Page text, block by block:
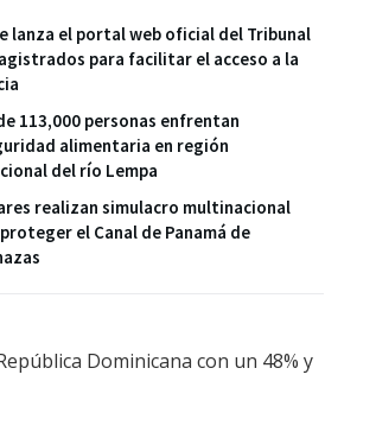
lanza el portal web oficial del Tribunal
para facilitar el acceso a la
113,000 personas enfrentan
alimentaria en región
del río Lempa
realizan simulacro multinacional
el Canal de Panamá de
Dominicana con un 48% y